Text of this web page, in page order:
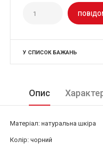
У СПИСОК БАЖАНЬ
Опис
Матеріал: натуральна шкіра
Колір: чорний